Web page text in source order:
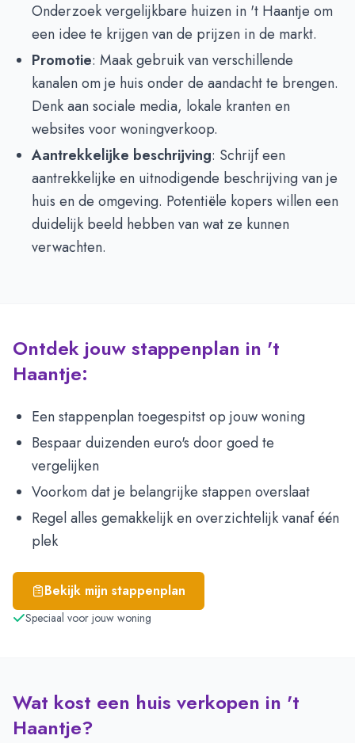
Onderzoek vergelijkbare huizen in 't Haantje om
een idee te krijgen van de prijzen in de markt.
Promotie: Maak gebruik van verschillende
kanalen om je huis onder de aandacht te brengen.
Denk aan sociale media, lokale kranten en
websites voor woningverkoop.
Aantrekkelijke beschrijving: Schrijf een
aantrekkelijke en uitnodigende beschrijving van je
huis en de omgeving. Potentiële kopers willen een
duidelijk beeld hebben van wat ze kunnen
verwachten.
Ontdek jouw stappenplan in 't
Haantje:
Een stappenplan toegespitst op jouw woning
Bespaar duizenden euro's door goed te
vergelijken
Voorkom dat je belangrijke stappen overslaat
Regel alles gemakkelijk en overzichtelijk vanaf één
plek
Bekijk mijn stappenplan
Speciaal voor jouw woning
Wat kost een huis verkopen in 't
Haantje?